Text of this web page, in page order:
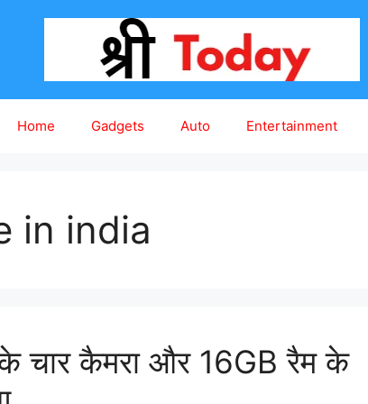
Home Gadgets Auto Entertainment
in india
कैमरा और 16GB रैम के